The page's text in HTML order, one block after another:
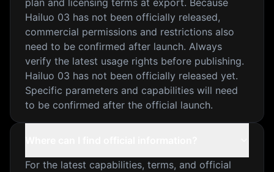
Hailuo 03 has not been officially released,
commercial permissions and restrictions also
need to be confirmed after launch. Always
verify the latest usage rights before publishing.
Hailuo 03 has not been officially released yet.
Specific parameters and capabilities will need
to be confirmed after the official launch.
For the latest capabilities, terms, and official